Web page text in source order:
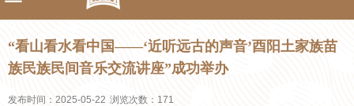
“看山看水看中国——‘近听远古的声音’酉阳土家族苗
族民族民间音乐交流讲座”成功举办
发布时间：2025-05-22 浏览次数： 171